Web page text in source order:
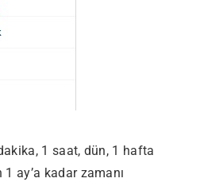
1 saat, dün, 1 hafta
ay’a kadar zamanı